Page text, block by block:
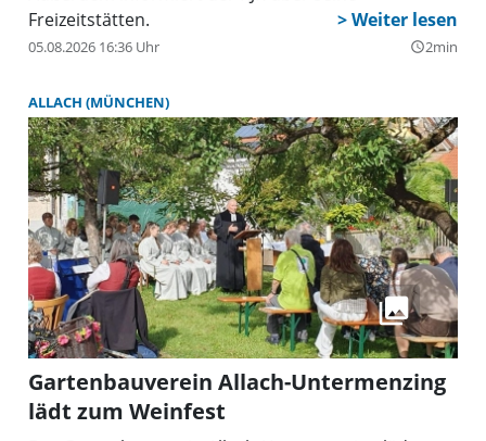
Phantasie aber immer so, dass es die dargestellte
Figur wirklich gegeben haben könnte. Und dabei
geben die Zeitreisenden ihr Wissen anschaulich an
gibt es eine Menge!
Freizeitstätten.
05.08.2026 16:36 Uhr query_builder2min
ALLACH (MÜNCHEN)
Gartenbauverein Allach-Untermenzing
lädt zum Weinfest